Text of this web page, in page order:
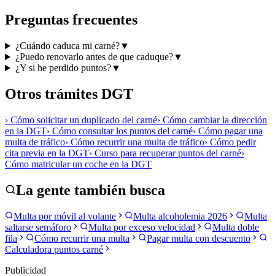
Preguntas frecuentes
¿Cuándo caduca mi carné?▼
¿Puedo renovarlo antes de que caduque?▼
¿Y si he perdido puntos?▼
Otros trámites DGT
› Cómo solicitar un duplicado del carné› Cómo cambiar la dirección
en la DGT› Cómo consultar los puntos del carné› Cómo pagar una
multa de tráfico› Cómo recurrir una multa de tráfico› Cómo pedir
cita previa en la DGT› Curso para recuperar puntos del carné›
Cómo matricular un coche en la DGT
La gente también busca
Multa por móvil al volante Multa alcoholemia 2026
Multa
saltarse semáforo
Multa por exceso velocidad
Multa doble
fila
Cómo recurrir una multa
Pagar multa con descuento
Calculadora puntos carné
Publicidad